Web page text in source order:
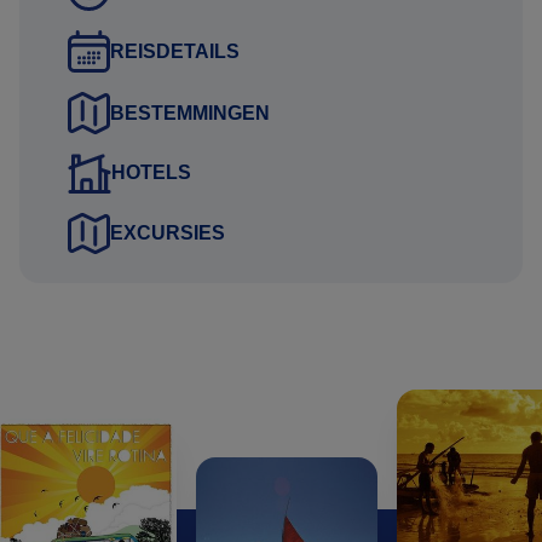
Heeft u interesse in deze rondreis? Neem contact met ons
op en ontvang een persoonlijk reisvoorstel.
Voordelen reisvoorstel:
Kosteloos en vrijblijvend:
Uw persoonlijke reisvoorstel stellen wij gratis en
Actueel vluchtschema:
Wij selecteren de logistiek best passende vluchten voor de
scherpste prijs en nemen deze op in een actueel
vluchtschema, rekening houdend met uw gewenste
REISDETAILS
BESTEMMINGEN
HOTELS
EXCURSIES